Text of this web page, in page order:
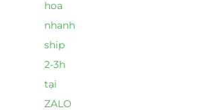
hoa
nhanh
ship
2-3h
tại
ZALO